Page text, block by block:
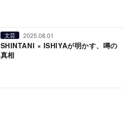
文芸 2025.08.01
SHINTANI × ISHIYAが明かす、噂の
真相